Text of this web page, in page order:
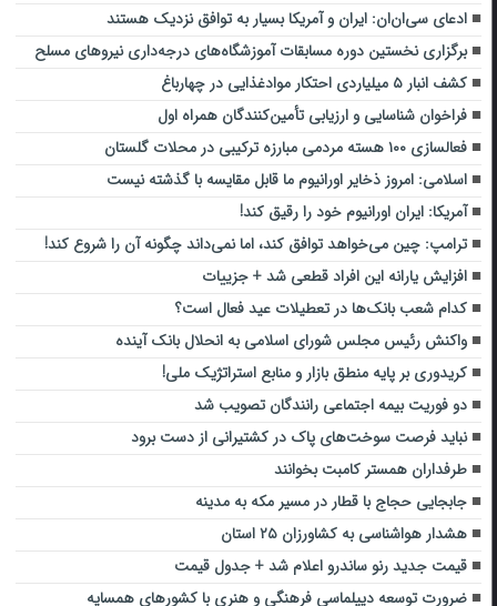
ادعای سی‌ان‌ان: ایران و آمریکا بسیار به توافق نزدیک هستند
برگزاری نخستین دوره مسابقات آموزشگاه‌های درجه‌داری نیروهای مسلح
کشف انبار ۵ میلیاردی احتکار موادغذایی در چهارباغ
فراخوان شناسایی و ارزیابی تأمین‌کنندگان همراه اول
فعالسازی ۱۰۰ هسته مردمی مبارزه ترکیبی در محلات گلستان
اسلامی: امروز ذخایر اورانیوم ما قابل مقایسه با گذشته نیست
آمریکا: ایران اورانیوم خود را رقیق کند!
ترامپ: چین می‌خواهد توافق کند، اما نمی‌داند چگونه آن را شروع کند!
افزایش یارانه این افراد قطعی شد + جزییات
کدام شعب بانک‌ها در تعطیلات عید فعال است؟
واکنش رئیس مجلس شورای اسلامی به انحلال بانک آینده
کریدوری بر پایه منطق بازار و منابع استراتژیک ملی!
دو فوریت بیمه اجتماعی رانندگان تصویب شد
نباید فرصت سوخت‌های پاک در کشتیرانی از دست برود
طرفداران همستر کامبت بخوانند
جابجایی حجاج با قطار در مسیر مکه به مدینه
هشدار هواشناسی به کشاورزان ۲۵ استان
قیمت جدید رنو ساندرو اعلام شد + جدول قیمت
ضرورت توسعه دیپلماسی فرهنگی و هنری با کشورهای همسایه